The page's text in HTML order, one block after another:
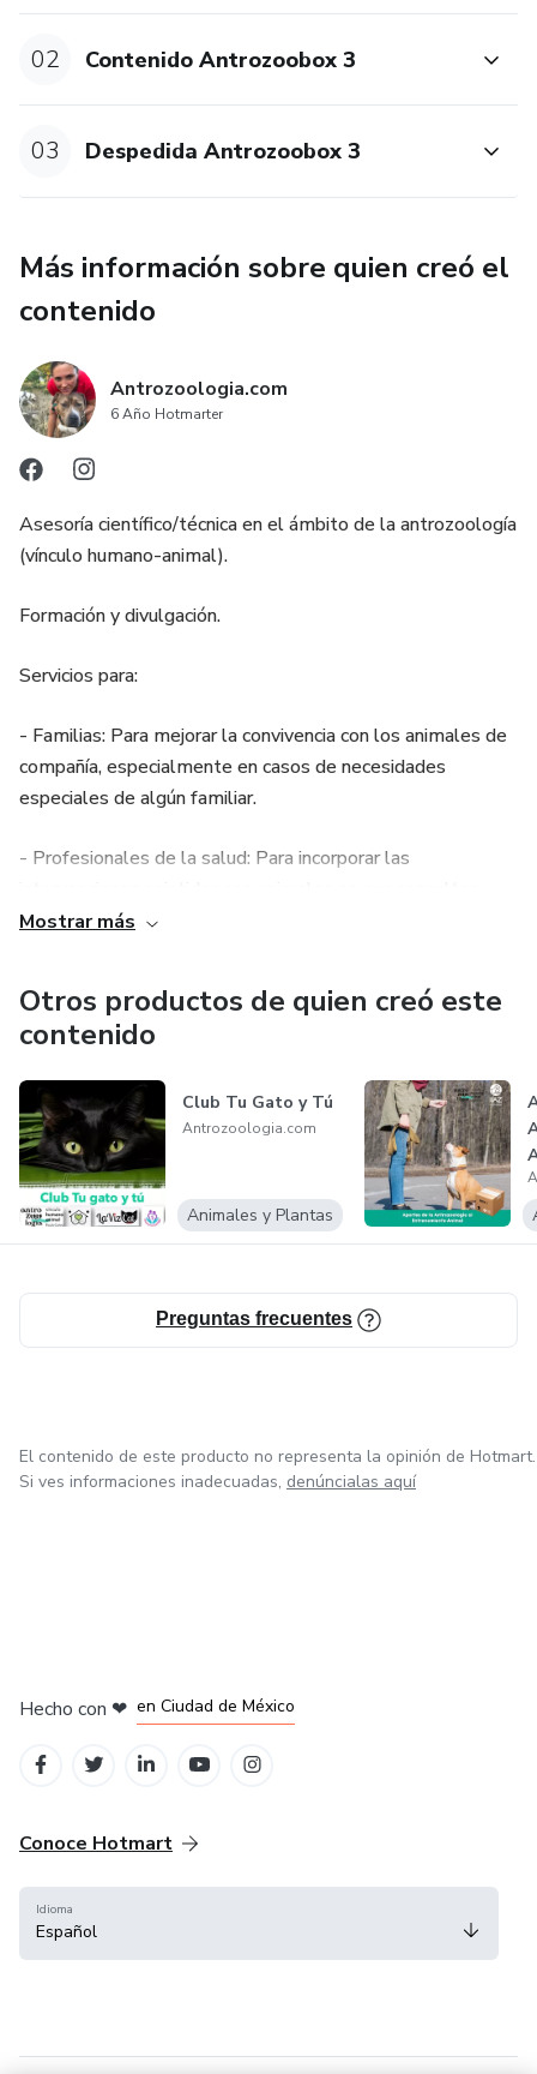
02 Contenido Antrozoobox 3
03 Despedida Antrozoobox 3
Más información sobre quien creó el
contenido
Antrozoologia.com
6 Año Hotmarter
Asesoría científico/técnica en el ámbito de la antrozoología
(vínculo humano-animal).
Formación y divulgación.
Servicios para:
- Familias: Para mejorar la convivencia con los animales de
compañía, especialmente en casos de necesidades
especiales de algún familiar.
- Profesionales de la salud: Para incorporar las
- Entidades de Intervenciones Asistidas con Animales:
programas.
- Entidades de Protección Animal: Apoyo científico-técnico
en las iniciativas y proyectos de protección animal.
- Organismos oficiales (Ayuntamientos, diputaciones, etc):
tenencia responsable.
Mostrar más
Otros productos de quien creó este
contenido
Club Tu Gato y Tú
Antrozoologia.com
Animales y Plantas
Preguntas frecuentes
El contenido de este producto no representa la opinión de Hotmart.
Si ves informaciones inadecuadas, denúncialas aquí
Hecho con ❤ en Ciudad de México
Conoce Hotmart
Idioma
Español